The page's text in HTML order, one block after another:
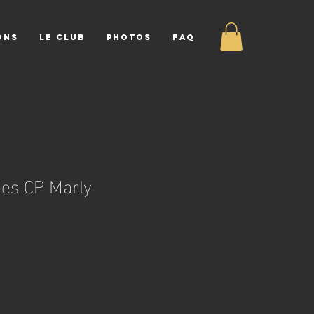
LE CLUB PHOTOS FAQ
CP Marly